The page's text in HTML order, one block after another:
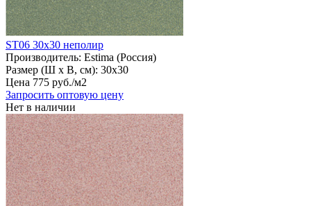
ST06 30х30 неполир
Производитель: Estima (Россия)
Размер (Ш х В, см): 30х30
Цена 775 руб./м2
Запросить оптовую цену
Нет в наличии